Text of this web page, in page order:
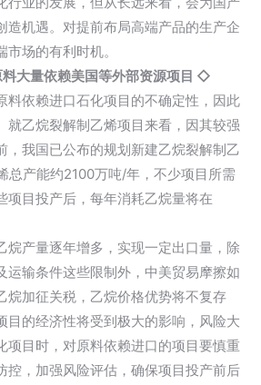
造机遇。对提前布局高端产品的生产企
场的有利时机。
大量依赖美国等外部资源项目 ◇
料依赖进口石化项目的不确定性，因此
就乙烷裂解制乙烯项目来看，因其较强
，我国已公布的规划新建乙烷裂解制乙
总产能约2100万吨/年，不少项目所需
项目投产后，每年消耗乙烷量将在
烷产量逐年增多，实现一定出口量，除
运输条件这些限制外，中美贸易摩擦如
烷加征关税，乙烷价格优势将不复存
目的经济性将受到极大的影响，风险大
项目时，对原料依赖进口的项目要慎重
控，加强风险评估，确保项目投产前后